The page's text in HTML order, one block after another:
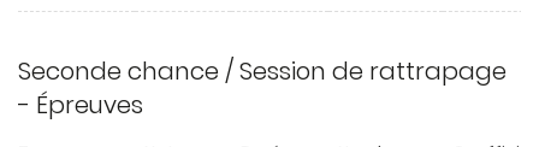
Seconde chance / Session de rattrapage
- Épreuves